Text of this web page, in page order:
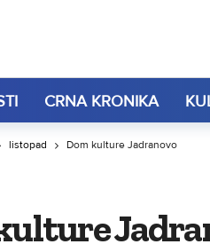
CRNA KRONIKA
listopad Dom kulture Jadranovo